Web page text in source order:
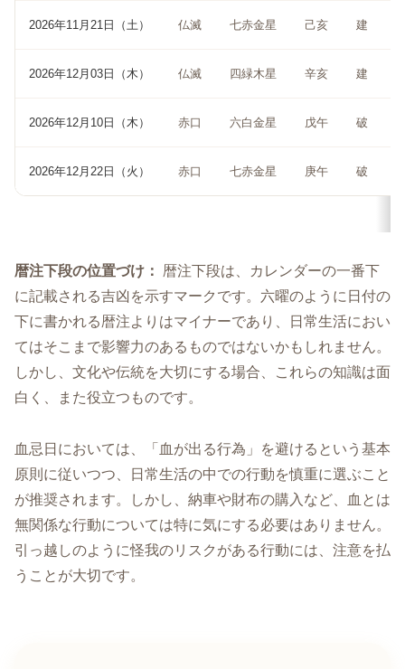
2026年11月21日（土） 仏滅 七赤金星 己亥 建
2026年12月03日（木） 仏滅 四緑木星 辛亥 建
2026年12月10日（木） 赤口 六白金星 戊午 破
2026年12月22日（火） 赤口 七赤金星 庚午 破
暦注下段の位置づけ：
暦注下段は、カレンダーの一番下
に記載される吉凶を示すマークです。六曜のように日付の
下に書かれる暦注よりはマイナーであり、日常生活におい
てはそこまで影響力のあるものではないかもしれません。
しかし、文化や伝統を大切にする場合、これらの知識は面
白く、また役立つものです。
血忌日においては、「血が出る行為」を避けるという基本
原則に従いつつ、日常生活の中での行動を慎重に選ぶこと
が推奨されます。しかし、納車や財布の購入など、血とは
無関係な行動については特に気にする必要はありません。
引っ越しのように怪我のリスクがある行動には、注意を払
うことが大切です。